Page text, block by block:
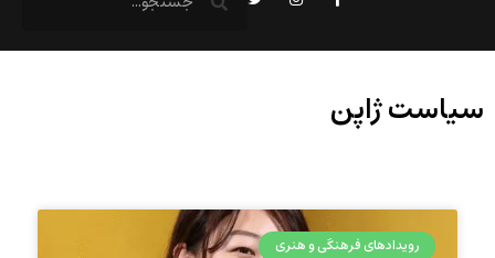
سیاست ژاپن
رویدادهای فرهنگی و هنری